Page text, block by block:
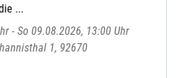
...
- So 09.08.2026, 13:00 Uhr
1, 92670